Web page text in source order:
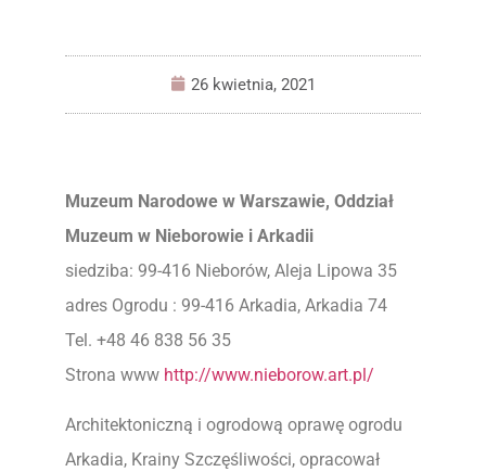
26 kwietnia, 2021
Muzeum Narodowe w Warszawie, Oddział
Muzeum w Nieborowie i Arkadii
siedziba: 99-416 Nieborów, Aleja Lipowa 35
adres Ogrodu : 99-416 Arkadia, Arkadia 74
Tel. +48 46 838 56 35
Strona www http://www.nieborow.art.pl/
Architektoniczną i ogrodową oprawę ogrodu
Arkadia, Krainy Szczęśliwości, opracował